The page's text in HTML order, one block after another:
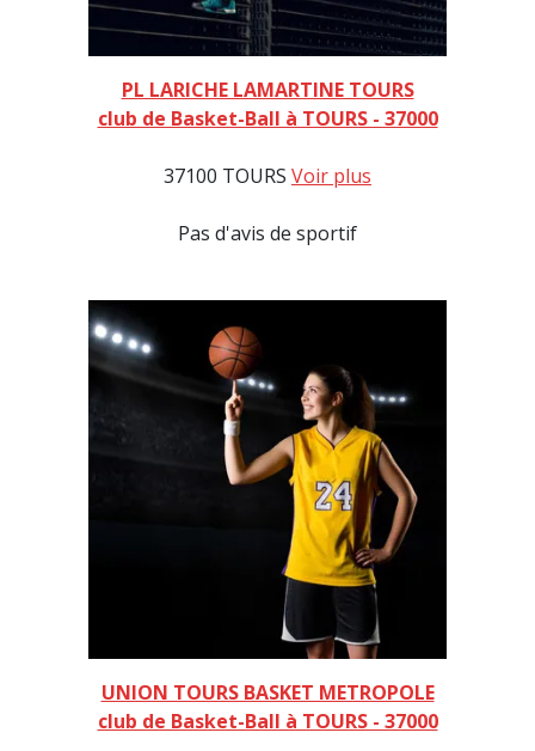
PL LARICHE LAMARTINE TOURS
club de Basket-Ball à TOURS - 37000
37100 TOURS Voir plus
Pas d'avis de sportif
UNION TOURS BASKET METROPOLE
club de Basket-Ball à TOURS - 37000